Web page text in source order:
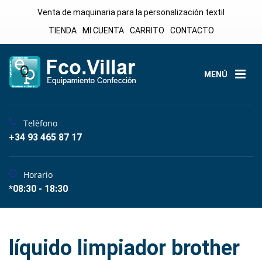
Venta de maquinaria para la personalización textil
TIENDA
MI CUENTA CARRITO CONTACTO
MENÚ
Telèfono
+34 93 465 87 17
Horario
*08:30 - 18:30
líquido limpiador brother